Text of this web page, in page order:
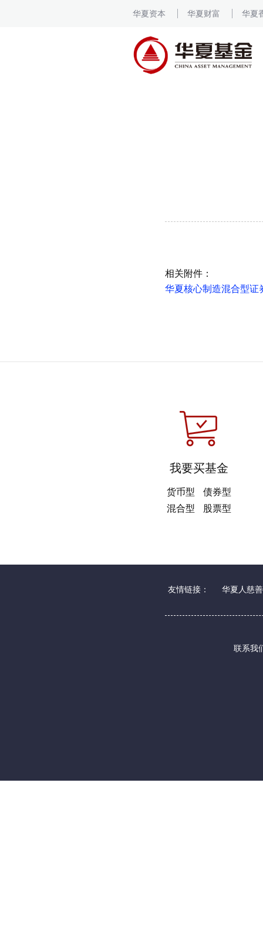
华夏资本 华夏财富 华夏
相关附件：
华夏核心制造混合型证
我要买基金
货币型
债券型
混合型
股票型
友情链接： 华夏人慈
联系我